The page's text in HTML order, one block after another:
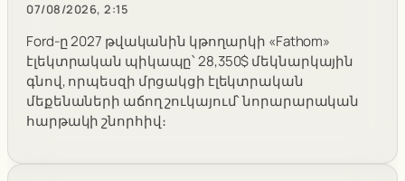
07/08/2026, 2:15
Ford-ը 2027 թվականին կթողարկի «Fathom»
էլեկտրական պիկապը՝ 28,350$ մեկնարկային
գնով, որպեսզի մրցակցի էլեկտրական
մեքենաների աճող շուկայում՝ նորարարական
հարթակի շնորհիվ։